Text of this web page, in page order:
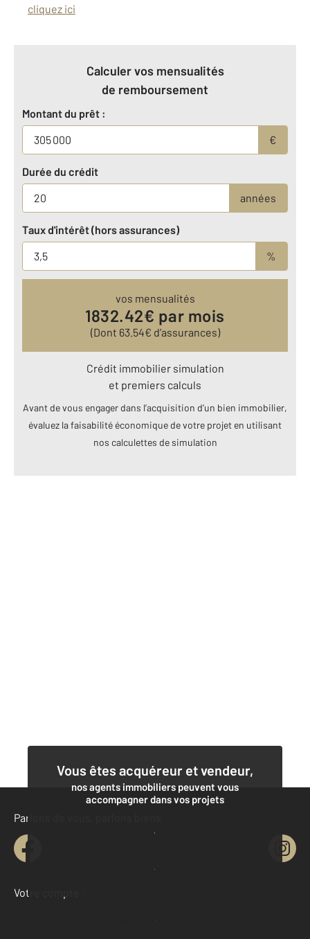
cliquez ici
Calculer vos mensualités
de remboursement
Montant du prêt :
€
Durée du crédit
années
Taux d'intérêt (hors assurances)
%
vos mensualités
1832.42€ par mois
(Dont 63.54€ d’assurances)
Crédit immobilier simulation
et premiers calculs
Avant de vous engager dans l’acquisition d’un bien immobilier,
évaluez la faisabilité économique de votre projet en utilisant
nos calculettes de simulation
Vous êtes acquéreur et vendeur,
nos agents immobiliers peuvent vous
accompagner dans vos projets
Contacter l'agence
Demander une estimation
Parlons de vous, parlons biens
Votre compte :
Accéder à mon compte